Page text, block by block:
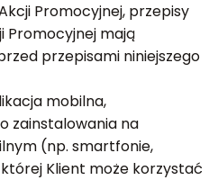
Promocyjnej, przepisy
Promocyjnej mają
przepisami niniejszego
mobilna,
zainstalowania na
(np. smartfonie,
Klient może korzystać